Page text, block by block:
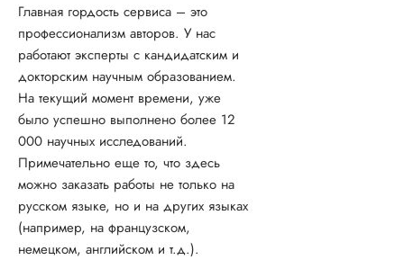
Главная гордость сервиса – это
профессионализм авторов. У нас
работают эксперты с кандидатским и
докторским научным образованием.
На текущий момент времени, уже
было успешно выполнено более 12
000 научных исследований.
Примечательно еще то, что здесь
можно заказать работы не только на
русском языке, но и на других языках
(например, на французском,
немецком, английском и т.д.).